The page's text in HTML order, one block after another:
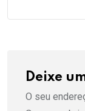
Deixe
O seu